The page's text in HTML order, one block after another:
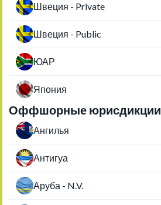
Швеция - Private
Швеция - Public
ЮАР
Япония
Оффшорные юрисдикции
Ангилья
Антигуа
Аруба - N.V.